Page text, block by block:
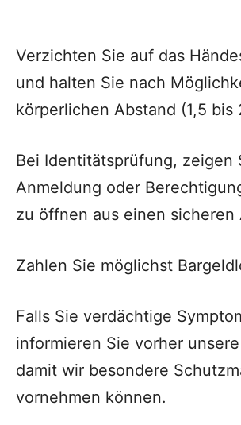
Verzichten Sie auf das
und halten Sie nach
körperlichen Abstand (1,5 bis
Bei Identitätsprüfung, zeigen
Anmeldung oder
zu öffnen aus einen sicheren
Zahlen Sie möglichst
Falls Sie verdächtige
informieren Sie vorher
damit wir besondere
vornehmen können.